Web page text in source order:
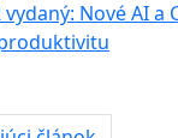
vydaný: Nové AI a